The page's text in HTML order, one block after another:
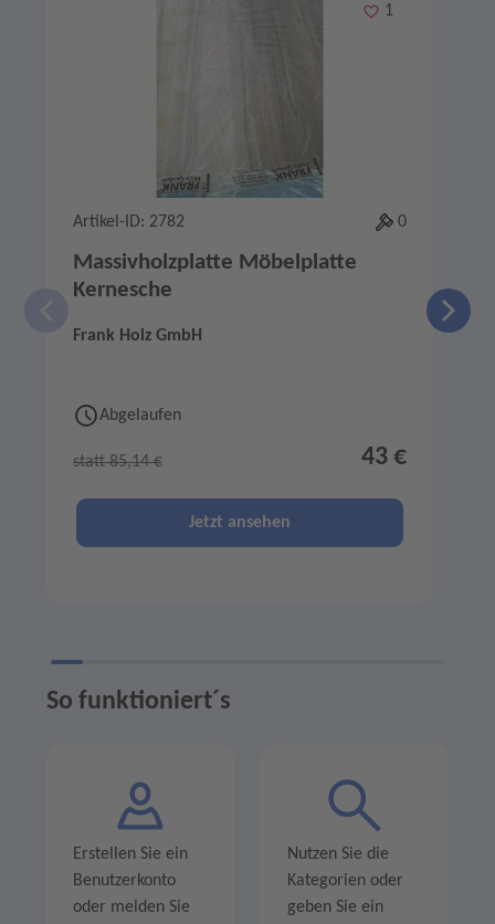
Merken
1
Artikel-ID: 2782 0
Massivholzplatte Möbelplatte
Kernesche
Frank Holz GmbH
Abgelaufen
statt 85,14 € 43 €
Jetzt ansehen
So funktioniert´s
Erstellen Sie ein
Benutzerkonto
oder melden Sie
Nutzen Sie die
Kategorien oder
geben Sie ein